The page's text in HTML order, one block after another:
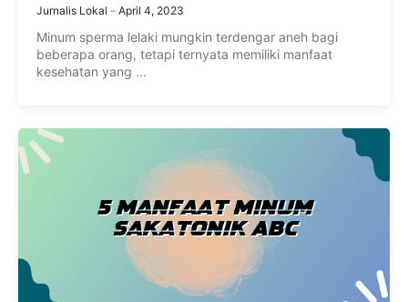
Jurnalis Lokal April 4, 2023
Minum sperma lelaki mungkin terdengar aneh bagi
beberapa orang, tetapi ternyata memiliki manfaat
kesehatan yang ...